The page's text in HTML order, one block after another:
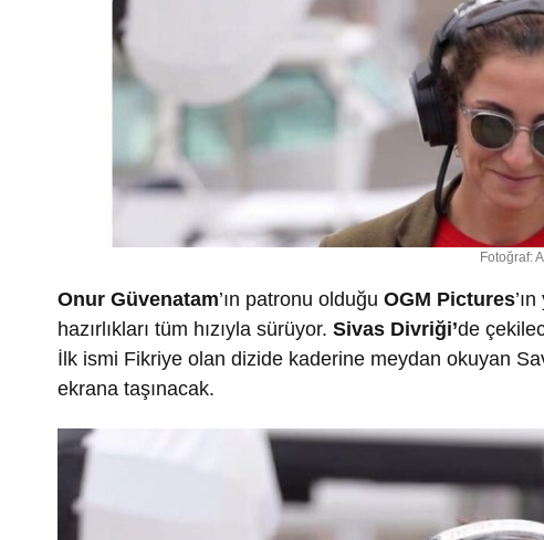
Fotoğraf:
Onur Güvenatam’ın patronu olduğu OGM Pictures
hazırlıkları tüm hızıyla sürüyor. Sivas Divriği’de
İlk ismi Fikriye olan dizide kaderine meydan okuyan
ekrana taşınacak.